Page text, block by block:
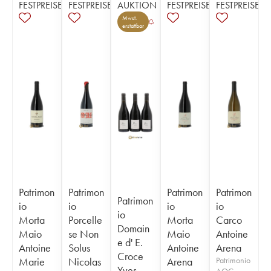
FESTPREISE
Patrimon
io
Morta
Maio
Antoine
Marie
FESTPREISE
Patrimon
io
Porcelle
se Non
Solus
Nicolas
AUKTION
Mwst.
erstattbar
Patrimon
io
Domain
e d' E.
Croce
FESTPREISE
Patrimon
io
Morta
Maio
Antoine
Arena
FESTPREISE
Patrimon
io
Carco
Antoine
Arena
Patrimonio